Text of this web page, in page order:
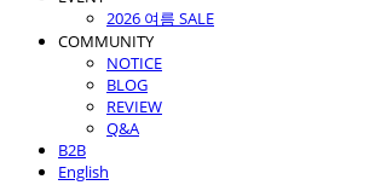
2026 여름 SALE
COMMUNITY
NOTICE
BLOG
REVIEW
Q&A
B2B
English